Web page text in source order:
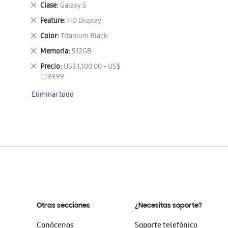
artículo
Clase Galaxy S
Eliminar
este
artículo
Feature HD Display
Eliminar
este
artículo
Color Titanium Black.
Eliminar
este
artículo
Memoria 512GB
Eliminar
este
artículo
Precio US$ 1,100.00 - US$
1,199.99
Eliminar
este
Eliminar todo
Otras secciones ¿Necesitas soporte?